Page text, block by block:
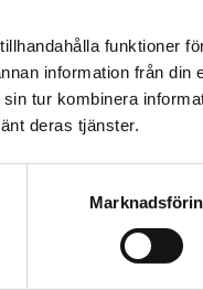
funktioner
information från din
tur kombinera
deras tjänster.
med